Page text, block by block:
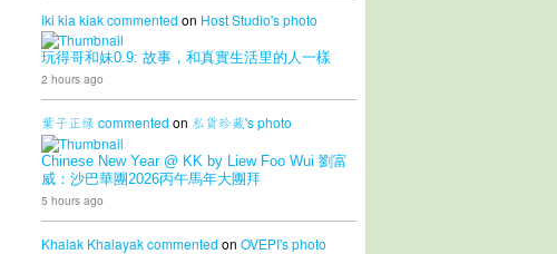
iki kia kiakcommented on Host Studio'sphoto
玩得哥和妹0.9: 故事，和真實生活里的人一樣
2 hours ago
葉子正绿 commented on 私貨珍藏'sphoto
Chinese New Year @ KK by Liew Foo Wui 劉富
威：沙巴華團2026丙午馬年大團拜
5 hours ago
Khalak Khalayakcommented on OVEPI'sphoto